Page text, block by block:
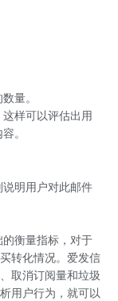
量。
样可以评估出用
内容。
明用户对此邮件
衡量指标，对于
转化情况。爱发信
取消订阅量和垃圾
用户行为，就可以